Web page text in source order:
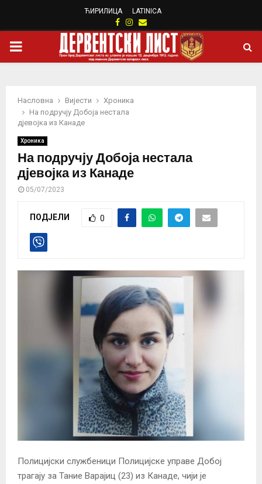
ЋИРИЛИЦА LATINICA
Facebook
Instagram
Email
PRIMARY
Насловна Вијести
Хроника
На подручју Добоја нестала
дјевојка из Канаде
Хроника
На подручју Добоја нестала
дјевојка из Канаде
05/07/2023
ПОДЈЕЛИ 0
Полицијски службеници Полицијске управе Добој
трагају за Тание Варајиц (23) из Канаде, чији је